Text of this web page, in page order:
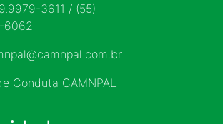
3611 / (55)
6062
Conduta CAMNPAL